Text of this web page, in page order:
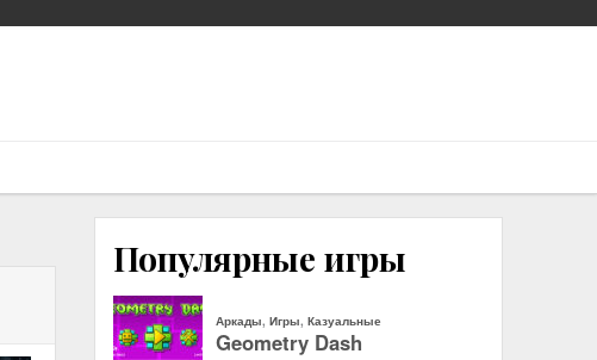
Популярные игры